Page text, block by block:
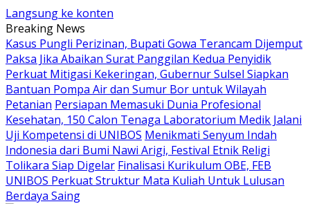
Langsung ke konten
Breaking News
Kasus Pungli Perizinan, Bupati Gowa Terancam Dijemput
Paksa Jika Abaikan Surat Panggilan Kedua Penyidik
Perkuat Mitigasi Kekeringan, Gubernur Sulsel Siapkan
Bantuan Pompa Air dan Sumur Bor untuk Wilayah
Petanian Persiapan Memasuki Dunia Profesional
Kesehatan, 150 Calon Tenaga Laboratorium Medik Jalani
Uji Kompetensi di UNIBOS Menikmati Senyum Indah
Indonesia dari Bumi Nawi Arigi, Festival Etnik Religi
Tolikara Siap Digelar Finalisasi Kurikulum OBE, FEB
UNIBOS Perkuat Struktur Mata Kuliah Untuk Lulusan
Berdaya Saing